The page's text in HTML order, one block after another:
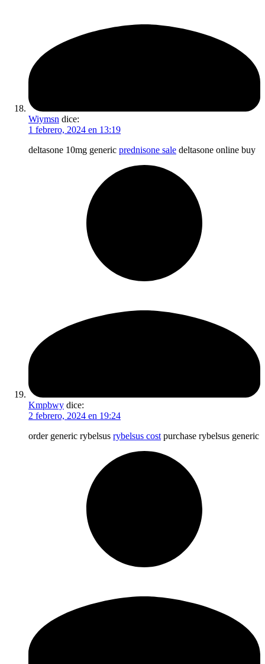
Wiymsn dice:
1 febrero, 2024 en 13:19
deltasone 10mg generic prednisone sale deltasone online buy
Kmpbwy dice:
2 febrero, 2024 en 19:24
order generic rybelsus rybelsus cost purchase rybelsus generic